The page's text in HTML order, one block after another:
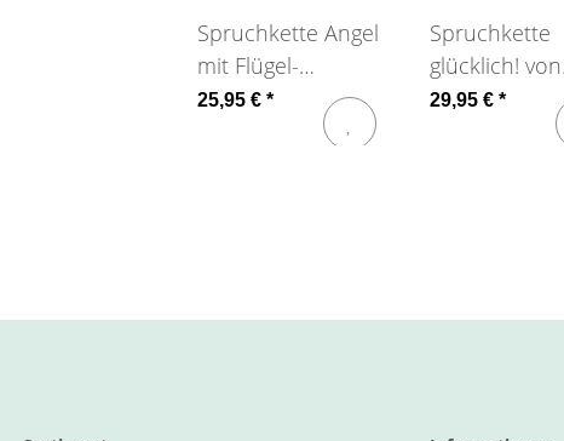
Spruchkette Angel
mit Flügel-
Anhänger silber
25,95 € *
Spruchkette
glücklich! von
Lieblichkeiten
29,95 € *